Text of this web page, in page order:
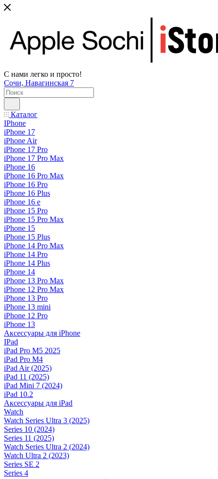
С нами легко и просто!
Сочи, Навагинская 7
Каталог
IPhone
iPhone 17
iPhone Air
iPhone 17 Pro
iPhone 17 Pro Max
iPhone 16
iPhone 16 Pro Max
iPhone 16 Pro
iPhone 16 Plus
iPhone 16 e
iPhone 15 Pro
iPhone 15 Pro Max
iPhone 15
iPhone 15 Plus
iPhone 14 Pro Max
iPhone 14 Pro
iPhone 14 Plus
iPhone 14
iPhone 13 Pro Max
iPhone 12 Pro Max
iPhone 13 Pro
iPhone 13 mini
iPhone 12 Pro
iPhone 13
Аксессуары для iPhone
IPad
iPad Pro M5 2025
iPad Pro M4
iPad Air (2025)
iPad 11 (2025)
iPad Mini 7 (2024)
iPad 10.2
Аксессуары для iPad
Watch
Watch Series Ultra 3 (2025)
Series 10 (2024)
Series 11 (2025)
Watch Series Ultra 2 (2024)
Watch Ultra 2 (2023)
Series SE 2
Series 4